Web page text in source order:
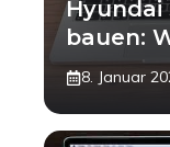
Hyundai
bauen:
8. Januar